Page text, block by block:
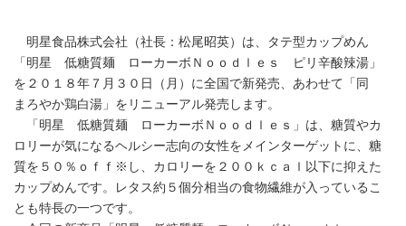
明星食品株式会社（社長：松尾昭英）は、タテ型カップめん
「明星 低糖質麺 ローカーボＮｏｏｄｌｅｓ ピリ辛酸辣湯」
を２０１８年７月３０日（月）に全国で新発売、あわせて「同
まろやか鶏白湯」をリニューアル発売します。
「明星 低糖質麺 ローカーボＮｏｏｄｌｅｓ」は、糖質やカ
ロリーが気になるヘルシー志向の女性をメインターゲットに、糖
質を５０％ｏｆｆ※し、カロリーを２００ｋｃａｌ以下に抑えた
カップめんです。レタス約５個分相当の食物繊維が入っているこ
とも特長の一つです。